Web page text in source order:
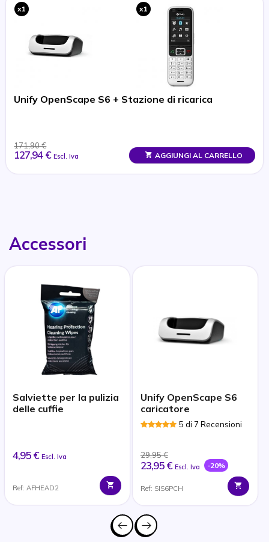
x1 x1
Unify OpenScape S6 + Stazione di ricarica
171,90 €
127,94 € Escl. Iva AGGIUNGI AL CARRELLO
Accessori
Salviette per la pulizia
delle cuffie
4,95 € Escl. Iva
Ref: AFHEAD2
Unify OpenScape S6
caricatore
5 di 7 Recensioni
29,95 €
23,95 € Escl. Iva -20%
Ref: SIS6PCH